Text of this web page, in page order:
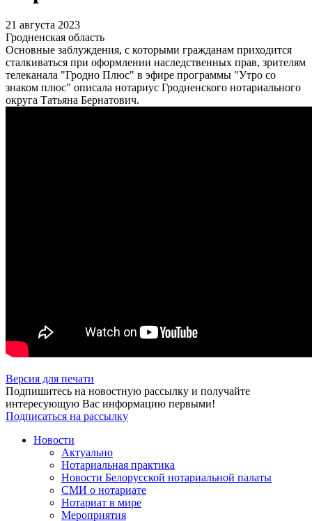
21 августа 2023
Гродненская область
Основные заблуждения, с которыми гражданам приходится
сталкиваться при оформлении наследственных прав, зрителям
телеканала "Гродно Плюс" в эфире программы "Утро со
знаком плюс" описала нотариус Гродненского нотариального
округа Татьяна Бернатович.
Версия для печати
Подпишитесь на новостную рассылку и получайте
интересующую Вас информацию первыми!
Подписаться на рассылку
Новости
Актуально
Нотариальная практика
Новости Белорусской нотариальной палаты
СМИ о нотариате
Нотариат в мире
Мероприятия